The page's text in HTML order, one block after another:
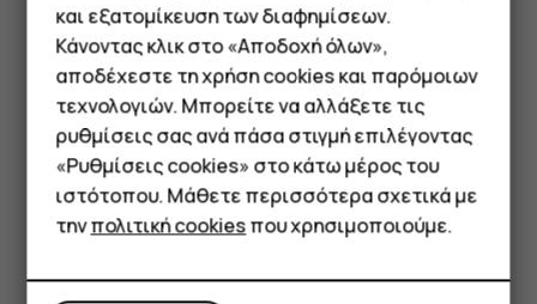
Smartphone
Τηλέφωνα απλής χρήσης
Tablet
ΠατήστεΑποθήκευση .
Συμβουλή:Για να επεξεργαστείτε ένα συμβάν,
πατήστε το συμβάν καιmode_edit , και επεξεργαστείτε τις
λεπτομέρειες.
Διαγραφή συνάντησης
Πατήστε στο συμβάν.
Πατήστεmore_vert>Διαγραφή.
και εξατομίκευση των διαφημίσεων.
Κάνοντας κλικ στο «Αποδοχή όλων»,
αποδέχεστε τη χρήση cookies και παρόμοιων
τεχνολογιών. Μπορείτε να αλλάξετε τις
ρυθμίσεις σας ανά πάσα στιγμή επιλέγοντας
«Ρυθμίσεις cookies» στο κάτω μέρος του
ιστότοπου. Μάθετε περισσότερα σχετικά με
τηνπολιτική cookiesπου χρησιμοποιούμε.